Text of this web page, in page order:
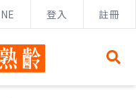
登入 註冊